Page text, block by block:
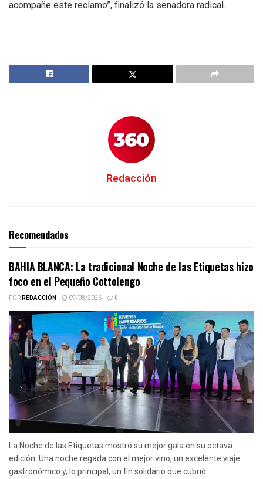
acompañe este reclamo”, finalizó la senadora radical.
Redacción
Recomendados
BAHIA BLANCA: La tradicional Noche de las Etiquetas hizo
foco en el Pequeño Cottolengo
PORREDACCIÓN 09/08/2026 0
La Noche de las Etiquetas mostró su mejor gala en su octava
edición. Una noche regada con el mejor vino, un excelente viaje
gastronómico y, lo principal, un fin solidario que cubrió...